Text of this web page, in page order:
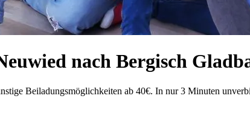
nach Bergisch
Beiladungsmöglichkeiten ab 40€. In nur 3 Minuten